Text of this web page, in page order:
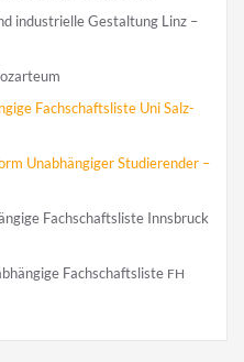
indus­tri­el­le Gestal­tung Linz –
Fach­schafts­lis­te Uni Salz­
Unab­hän­gi­ger Stu­die­ren­der –
Fach­schafts­lis­te Inns­bruck
Fach­schafts­lis­te FH